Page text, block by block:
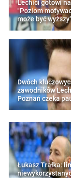
Lechici gotowi na
"Poziom
może być
Dwóch
zawodników
Poznań czeka
Łukasz Trałka: